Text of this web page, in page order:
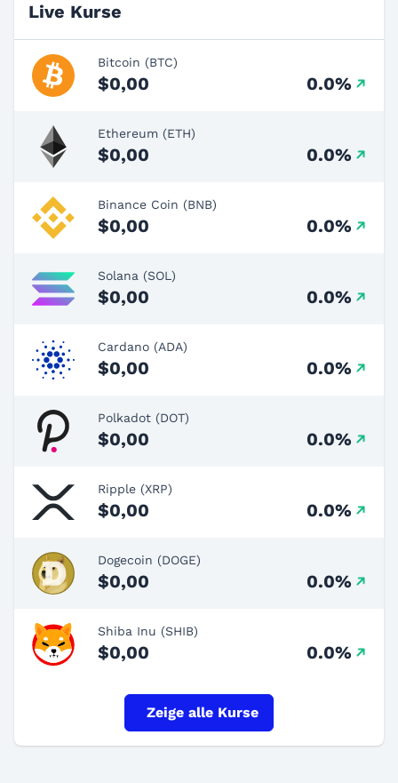
Live Kurse
Bitcoin (BTC)
$0,00 0.0%
Ethereum (ETH)
$0,00 0.0%
Binance Coin (BNB)
$0,00 0.0%
Solana (SOL)
$0,00 0.0%
Cardano (ADA)
$0,00 0.0%
Polkadot (DOT)
$0,00 0.0%
Ripple (XRP)
$0,00 0.0%
Dogecoin (DOGE)
$0,00 0.0%
Shiba Inu (SHIB)
$0,00 0.0%
Zeige alle Kurse